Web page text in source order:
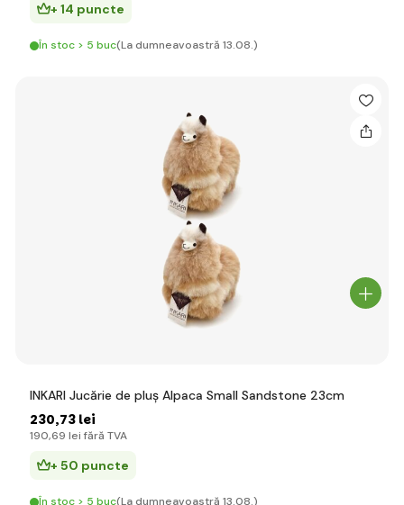
+ 14 puncte
În stoc > 5 buc(La dumneavoastră 13.08.)
INKARI Jucărie de pluș Alpaca Small Sandstone 23cm
230,73 lei
190,69 lei fără TVA
+ 50 puncte
În stoc > 5 buc(La dumneavoastră 13.08.)